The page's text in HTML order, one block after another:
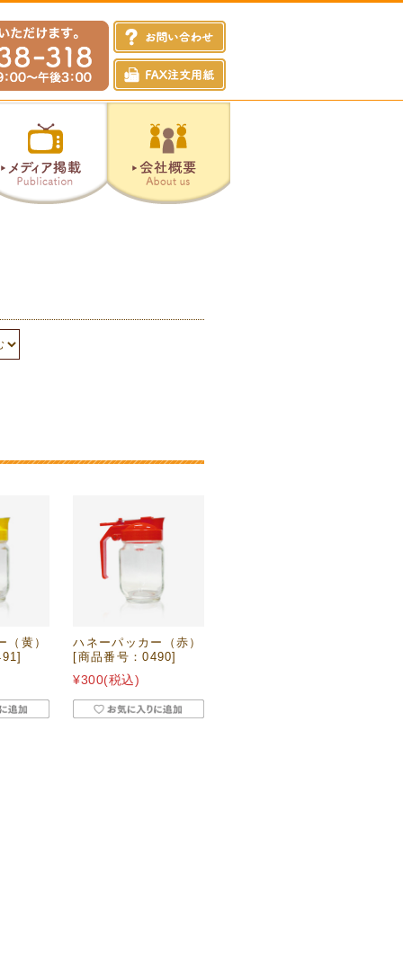
（黄）
ハネーパッカー（赤）
[商品番号：0490]
¥300(税込)